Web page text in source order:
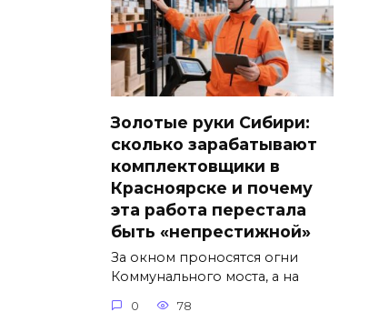
Золотые руки Сибири:
сколько зарабатывают
комплектовщики в
Красноярске и почему
эта работа перестала
быть «непрестижной»
За окном проносятся огни
Коммунального моста, а на
0 78